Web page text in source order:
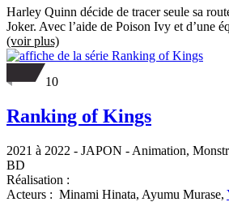
Harley Quinn décide de tracer seule sa
Joker. Avec l’aide de Poison Ivy et d’une
(voir plus)
10
Ranking of Kings
2021 à 2022 - JAPON - Animation,
BD
Réalisation :
Acteurs : Minami Hinata, Ayumu Murase,